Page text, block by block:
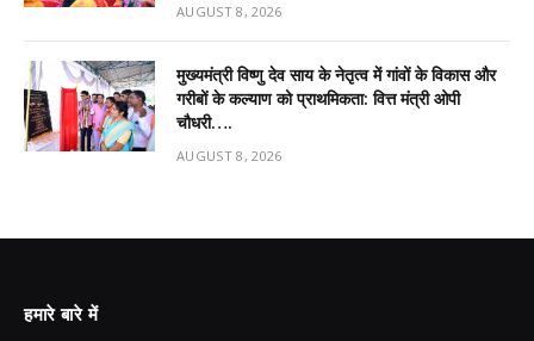
AUGUST 8, 2026
मुख्यमंत्री विष्णु देव साय के नेतृत्व में गांवों के विकास और
गरीबों के कल्याण को प्राथमिकता: वित्त मंत्री ओपी
चौधरी….
AUGUST 8, 2026
हमारे बारे में